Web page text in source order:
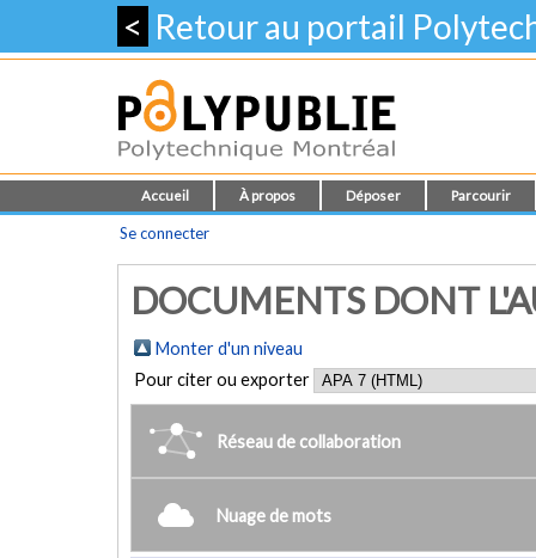
< Retour au portail
Accueil À propos Déposer Parcourir
Se connecter
DOCUMENTS DONT
Monter d'un niveau
Pour citer ou exporter
Réseau de collaboration
Nuage de mots